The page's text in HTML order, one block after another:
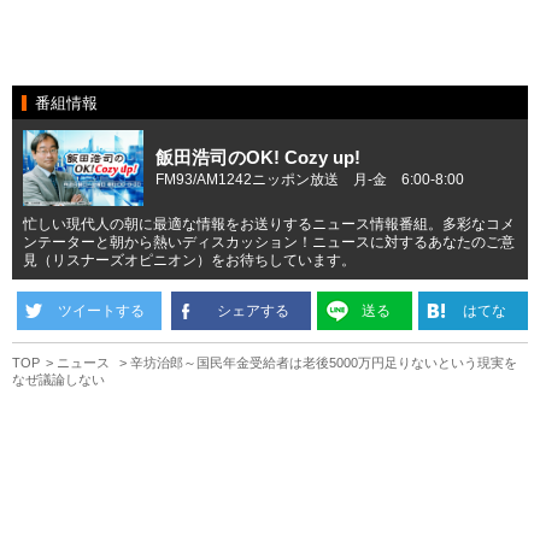
番組情報
飯田浩司のOK! Cozy up!
FM93/AM1242ニッポン放送 月-金 6:00-8:00
忙しい現代人の朝に最適な情報をお送りするニュース情報番組。多彩なコメ
ンテーターと朝から熱いディスカッション！ニュースに対するあなたのご意
見（リスナーズオピニオン）をお待ちしています。
ツイートする シェアする 送る はてな
TOP ニュース
辛坊治郎～国民年金受給者は老後5000万円足りないという現実を
なぜ議論しない